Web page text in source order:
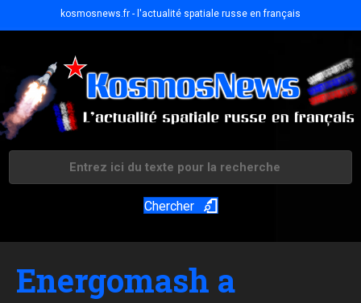
kosmosnews.fr - l'actualité spatiale russe en français
Chercher
Energomash a